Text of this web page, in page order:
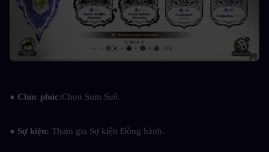
● Chúc phúc:Chọn Sum Suê.
● Sự kiện: Tham gia Sự kiện Đồng hành.